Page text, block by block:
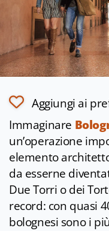
Aggiungi ai
Immaginare
un’operazione
elemento
da esserne
Due Torri o dei
record: con quasi
bolognesi sono i